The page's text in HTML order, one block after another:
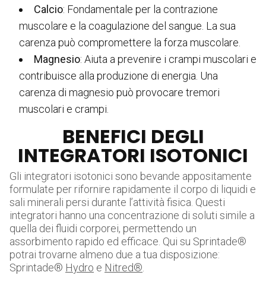
Calcio: Fondamentale per la contrazione
muscolare e la coagulazione del sangue. La sua
carenza può compromettere la forza muscolare.
Magnesio: Aiuta a prevenire i crampi muscolari e
contribuisce alla produzione di energia. Una
carenza di magnesio può provocare tremori
muscolari e crampi.
BENEFICI DEGLI
INTEGRATORI ISOTONICI
Gli integratori isotonici sono bevande appositamente
formulate per rifornire rapidamente il corpo di liquidi e
sali minerali persi durante l’attività fisica. Questi
integratori hanno una concentrazione di soluti simile a
quella dei fluidi corporei, permettendo un
assorbimento rapido ed efficace. Qui su Sprintade®
potrai trovarne almeno due a tua disposizione:
Sprintade® Hydro e Nitred®.